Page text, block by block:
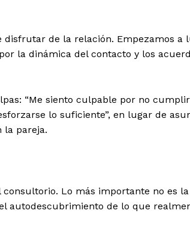
Menú
Deportes
de la relación. Empezamos a
la dinámica del contacto y los
“Me siento culpable por no
lo suficiente”, en lugar de
la pareja.
Lo más importante no es
autodescubrimiento de lo que